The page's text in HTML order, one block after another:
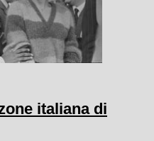
italiana di